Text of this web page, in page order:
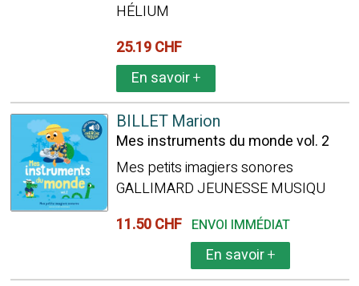
HÉLIUM
25.19 CHF
En savoir+
BILLET Marion
Mes instruments du monde vol. 2
Mes petits imagiers sonores
GALLIMARD JEUNESSE MUSIQU
11.50 CHF ENVOI IMMÉDIAT
En savoir+